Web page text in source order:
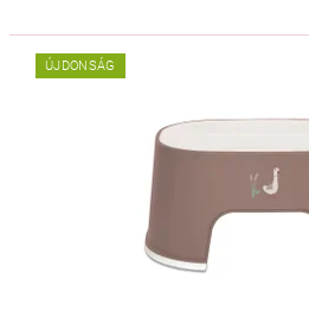
ÚJDONSÁG